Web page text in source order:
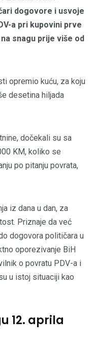
dogovore i usvoje
a pri kupovini prve
snagu prije više od
opremio kuću, za koju
desetina hiljada
dočekali su sa
KM, koliko se
po pitanju povrata,
iz dana u dan, za
Priznaje da već
dogovora političara u
oporezivanje BiH
o povratu PDV-a i
u istoj situaciji kao
12. aprila